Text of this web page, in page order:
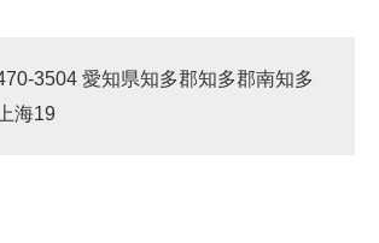
3504 愛知県知多郡知多郡南知多
海19